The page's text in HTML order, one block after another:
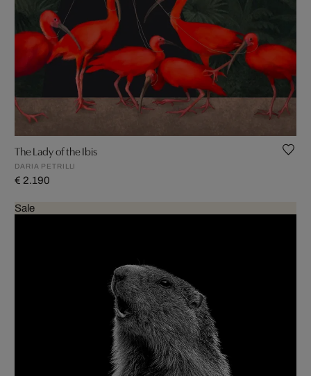
The Lady of the Ibis
DARIA PETRILLI
€ 2.190
Sale